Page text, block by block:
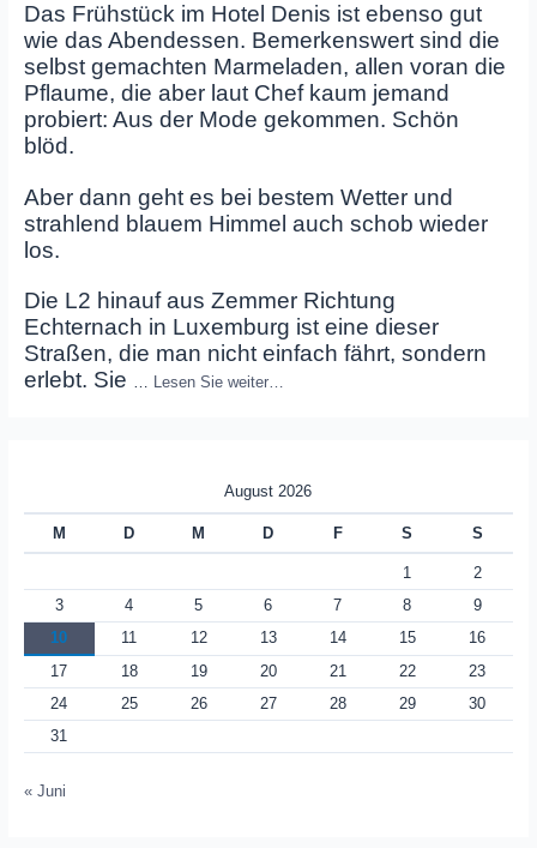
Das Frühstück im Hotel Denis ist ebenso gut
wie das Abendessen. Bemerkenswert sind die
selbst gemachten Marmeladen, allen voran die
Pflaume, die aber laut Chef kaum jemand
probiert: Aus der Mode gekommen. Schön
blöd.
Aber dann geht es bei bestem Wetter und
strahlend blauem Himmel auch schob wieder
los.
Die L2 hinauf aus Zemmer Richtung
Echternach in Luxemburg ist eine dieser
Straßen, die man nicht einfach fährt, sondern
erlebt. Sie … Lesen Sie weiter…
August 2026
M D M D F S S
1
2
3
4 5 6 7 8
9
10
11 12 13 14 15
16
17
18 19 20 21 22
23
24
25 26 27 28 29
30
31
« Juni